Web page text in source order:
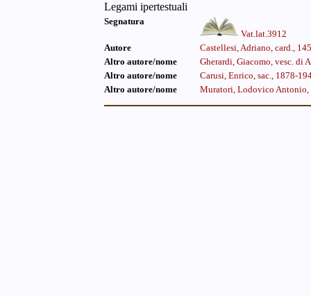
Legami ipertestuali
Segnatura
Vat.lat.3912
Autore
Castellesi, Adriano, card.,
Altro autore/nome
Gherardi, Giacomo, vesc. di
Altro autore/nome
Carusi, Enrico, sac., 1878-
Altro autore/nome
Muratori, Lodovico Antonio,